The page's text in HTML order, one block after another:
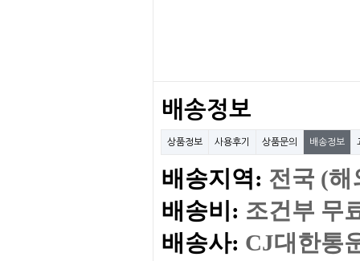
배송정보
상품정보 사용후기 상품문의 배송정보
배송지역: 전국 (
배송비: 조건부 무
배송사: CJ대한통